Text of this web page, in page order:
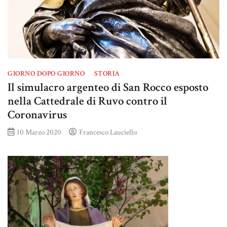
GIORNO DOPO GIORNO STORIA
Il simulacro argenteo di San Rocco esposto
nella Cattedrale di Ruvo contro il
Coronavirus
10 Marzo 2020 Francesco Lauciello